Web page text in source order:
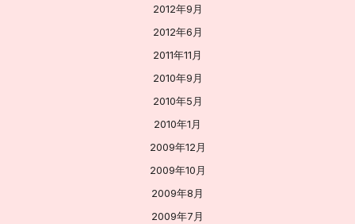
2012年9月
2012年6月
2011年11月
2010年9月
2010年5月
2010年1月
2009年12月
2009年10月
2009年8月
2009年7月